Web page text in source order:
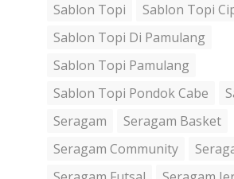
Sablon Topi
Sablon Topi
Sablon Topi Di Pamulang
Sablon Topi Pamulang
Sablon Topi Pondok Cabe
Seragam
Seragam Basket
Seragam Community